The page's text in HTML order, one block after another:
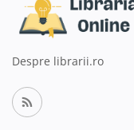
Despre librarii.ro